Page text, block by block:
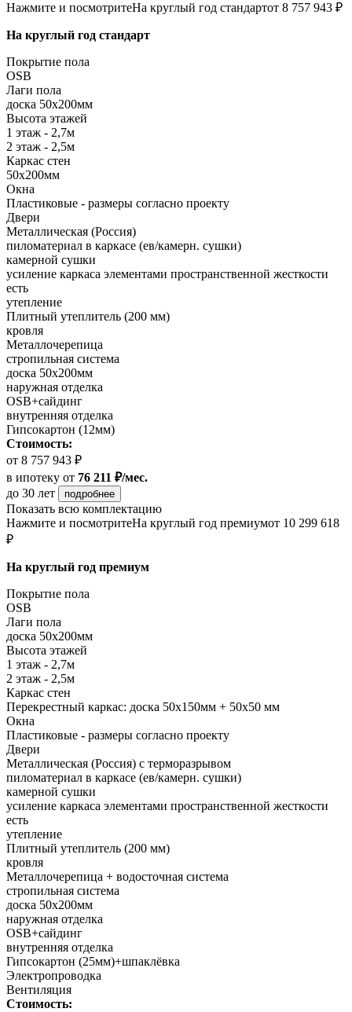
Нажмите и посмотритеНа круглый год стандартот 8 757 943 ₽
На круглый год стандарт
Покрытие пола
OSB
Лаги пола
доска 50х200мм
Высота этажей
1 этаж - 2,7м
2 этаж - 2,5м
Каркас стен
50х200мм
Окна
Пластиковые - размеры согласно проекту
Двери
Металлическая (Россия)
пиломатериал в каркасе (ев/камерн. сушки)
камерной сушки
усиление каркаса элементами пространственной жесткости
есть
утепление
Плитный утеплитель (200 мм)
кровля
Металлочерепица
стропильная система
доска 50х200мм
наружная отделка
OSB+сайдинг
внутренняя отделка
Гипсокартон (12мм)
Стоимость:
от 8 757 943 ₽
в ипотеку от 76 211 ₽/мес.
до 30 лет
подробнее
Показать всю комплектацию
Нажмите и посмотритеНа круглый год премиумот 10 299 618
₽
На круглый год премиум
Покрытие пола
OSB
Лаги пола
доска 50х200мм
Высота этажей
1 этаж - 2,7м
2 этаж - 2,5м
Каркас стен
Перекрестный каркас: доска 50х150мм + 50х50 мм
Окна
Пластиковые - размеры согласно проекту
Двери
Металлическая (Россия) с терморазрывом
пиломатериал в каркасе (ев/камерн. сушки)
камерной сушки
усиление каркаса элементами пространственной жесткости
есть
утепление
Плитный утеплитель (200 мм)
кровля
Металлочерепица + водосточная система
стропильная система
доска 50х200мм
наружная отделка
OSB+сайдинг
внутренняя отделка
Гипсокартон (25мм)+шпаклёвка
Электропроводка
Вентиляция
Стоимость: